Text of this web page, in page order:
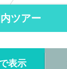
ツアー
表示